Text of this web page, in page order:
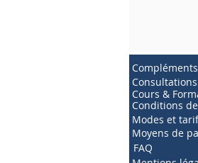
Cours &
Conditions
Modes et
Moyens de
FAQ